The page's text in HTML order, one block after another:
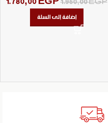
1.950,00EGP
إضافة إلى السلة